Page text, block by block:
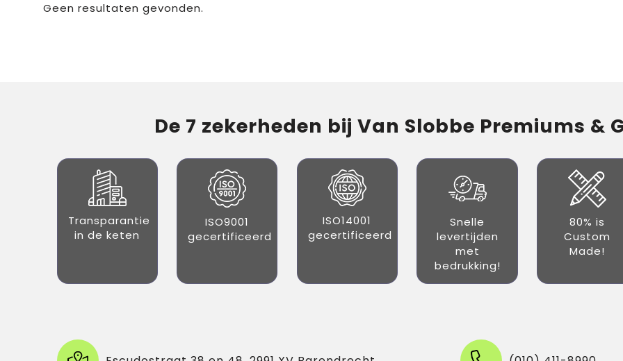
Geen resultaten gevonden.
De 7 zekerheden bij Van Slobbe Premiums &
Transparantie
in de keten
ISO9001
gecertificeerd
ISO14001
gecertificeerd
Snelle
levertijden
met
bedrukking!
80% is
Custom
Made!